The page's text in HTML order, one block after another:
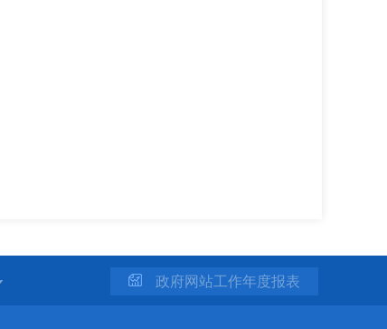
政府网站工作年度报表